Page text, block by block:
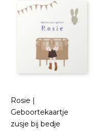
Rosie |
Geboortekaartje
zusje bij bedje